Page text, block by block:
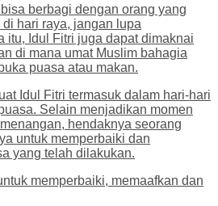
berbagi dengan orang yang
hari raya, jangan lupa
itu, Idul Fitri juga dapat dimaknai
di mana umat Muslim bahagia
puasa atau makan.
Idul Fitri termasuk dalam hari-hari
Selain menjadikan momen
hendaknya seorang
untuk memperbaiki dan
yang telah dilakukan.
memperbaiki, memaafkan dan